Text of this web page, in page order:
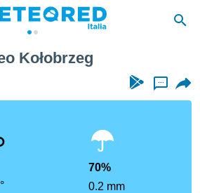
Kołobrzeg
...
70%
0.2 mm